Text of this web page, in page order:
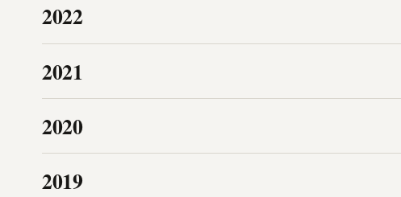
2022
2021
2020
2019